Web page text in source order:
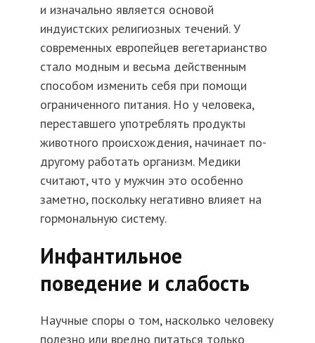
и изначально является основой
индуистских религиозных течений. У
современных европейцев вегетарианство
стало модным и весьма действенным
способом изменить себя при помощи
ограниченного питания. Но у человека,
переставшего употреблять продукты
животного происхождения, начинает по-
другому работать организм. Медики
считают, что у мужчин это особенно
заметно, поскольку негативно влияет на
гормональную систему.
Инфантильное
поведение и слабость
Научные споры о том, насколько человеку
полезно или вредно питаться только